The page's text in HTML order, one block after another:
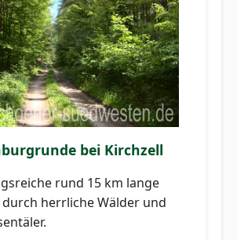
bei Kirchzell
rund 15 km lange
herrliche Wälder und